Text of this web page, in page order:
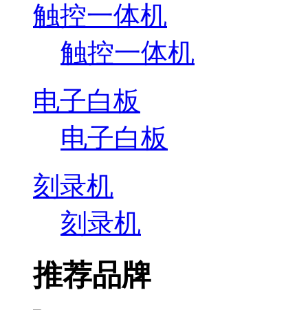
触控一体机
触控一体机
电子白板
电子白板
刻录机
刻录机
推荐品牌